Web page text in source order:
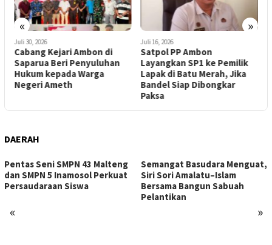
« »
Juli 30, 2026
Cabang Kejari Ambon di
Saparua Beri Penyuluhan
Hukum kepada Warga
Negeri Ameth
Juli 16, 2026
Satpol PP Ambon
Layangkan SP1 ke Pemilik
Lapak di Batu Merah, Jika
Bandel Siap Dibongkar
Paksa
DAERAH
« »
Pentas Seni SMPN 43 Malteng
dan SMPN 5 Inamosol Perkuat
Persaudaraan Siswa
Semangat Basudara Menguat,
Siri Sori Amalatu–Islam
Bersama Bangun Sabuah
Pelantikan